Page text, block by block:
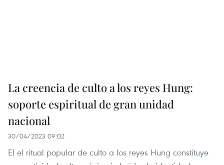
La creencia de culto a los reyes Hung:
soporte espiritual de gran unidad
nacional
30/04/2023 09:02
El el ritual popular de culto a los reyes Hung constituye